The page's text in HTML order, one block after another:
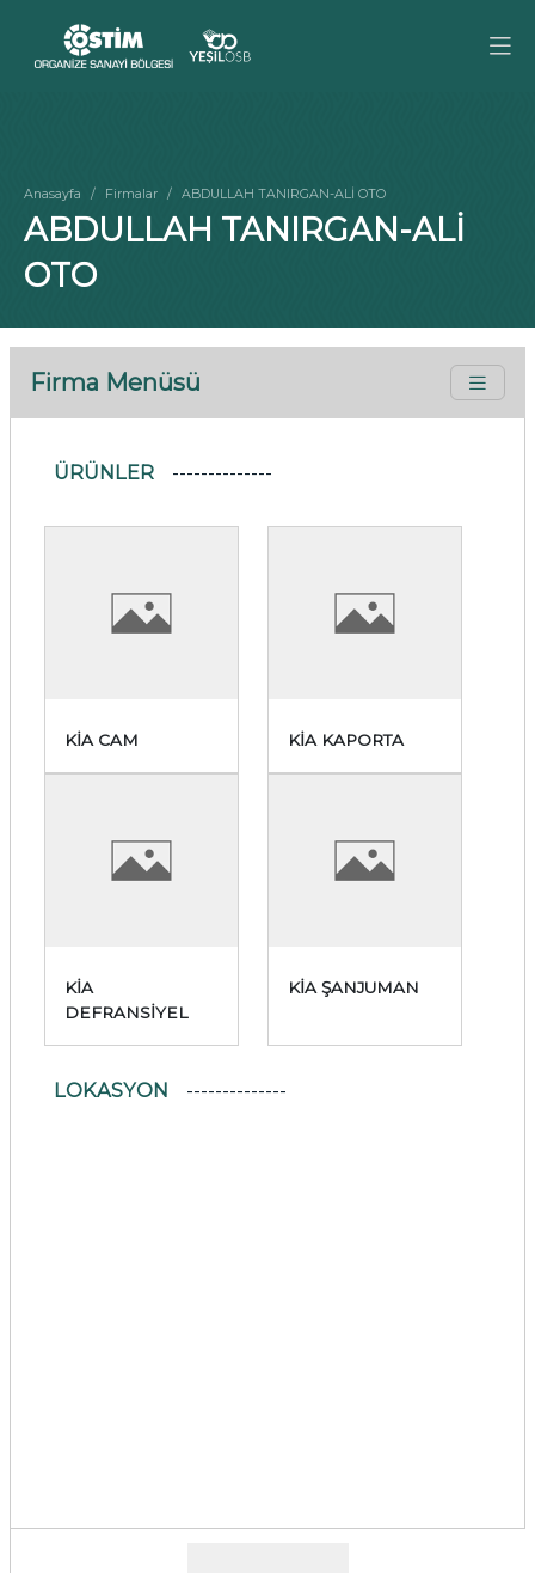
Anasayfa Firmalar ABDULLAH TANIRGAN-ALİ OTO
ABDULLAH TANIRGAN-ALİ
OTO
Firma Menüsü
ÜRÜNLER
KİA CAM KİA KAPORTA
KİA
DEFRANSİYEL
KİA ŞANJUMAN
LOKASYON